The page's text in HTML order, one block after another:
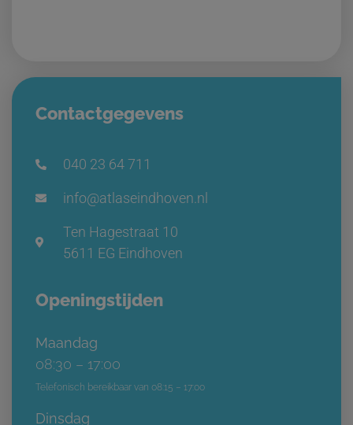
Contactgegevens
040 23 64 711
info@atlaseindhoven.nl
Ten Hagestraat 10
5611 EG Eindhoven
Openingstijden
Maandag
08:30 – 17:00
Telefonisch bereikbaar van 08:15 – 17:00
Dinsdag